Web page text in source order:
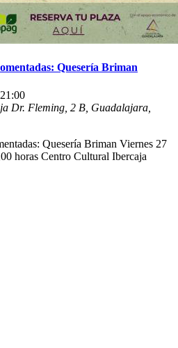
Quesería Briman
21:00
Dr. Fleming, 2 B, Guadalajara,
Quesería Briman Viernes 27
horas Centro Cultural Ibercaja